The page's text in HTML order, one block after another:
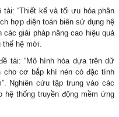
tài: “Thiết kế và tối ưu hóa phân
hợp điện toán biên sử dụng hệ
giải pháp nâng cao hiệu quả
thế hệ mới.
tài: “Mô hình hóa dựa trên dữ
cho cơ bắp khí nén có đặc tính
Nghiên cứu tập trung vào các
hệ thống truyền động mềm ứng